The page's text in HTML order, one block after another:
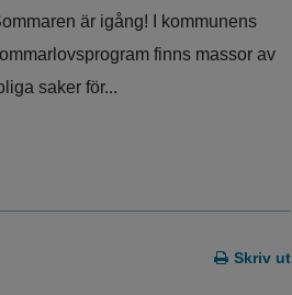
är igång! I kommunens
finns massor av
saker för...
Skriv ut